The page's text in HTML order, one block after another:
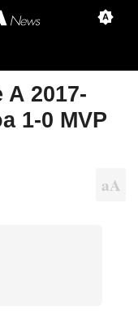
2017-
1-0 MVP